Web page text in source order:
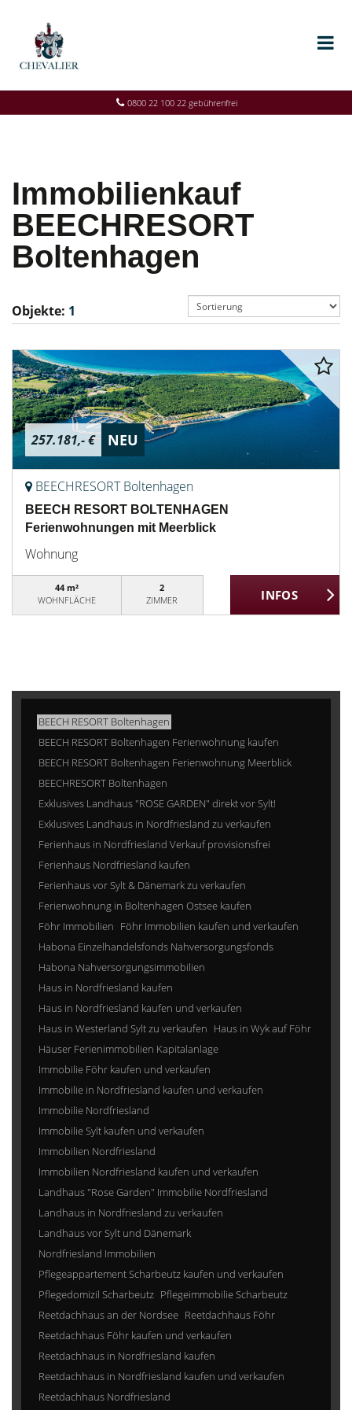
0800 22 100 22 gebührenfrei
Immobilienkauf
BEECHRESORT
Boltenhagen
Objekte: 1
257.181,- € NEU
BEECHRESORT Boltenhagen
BEECH RESORT BOLTENHAGEN
Ferienwohnungen mit Meerblick
Wohnung
44 m²
WOHNFLÄCHE
2
ZIMMER
BEECH RESORT Boltenhagen
BEECH RESORT Boltenhagen Ferienwohnung kaufen
BEECH RESORT Boltenhagen Ferienwohnung Meerblick
BEECHRESORT Boltenhagen
Exklusives Landhaus "ROSE GARDEN" direkt vor Sylt!
Exklusives Landhaus in Nordfriesland zu verkaufen
Ferienhaus in Nordfriesland Verkauf provisionsfrei
Ferienhaus Nordfriesland kaufen
Ferienhaus vor Sylt & Dänemark zu verkaufen
Ferienwohnung in Boltenhagen Ostsee kaufen
Föhr Immobilien Föhr Immobilien kaufen und verkaufen
Habona Einzelhandelsfonds Nahversorgungsfonds
Habona Nahversorgungsimmobilien
Haus in Nordfriesland kaufen
Haus in Nordfriesland kaufen und verkaufen
Haus in Westerland Sylt zu verkaufen Haus in Wyk auf Föhr
Häuser Ferienimmobilien Kapitalanlage
Immobilie Föhr kaufen und verkaufen
Immobilie in Nordfriesland kaufen und verkaufen
Immobilie Nordfriesland
Immobilie Sylt kaufen und verkaufen
Immobilien Nordfriesland
Immobilien Nordfriesland kaufen und verkaufen
Landhaus "Rose Garden" Immobilie Nordfriesland
Landhaus in Nordfriesland zu verkaufen
Landhaus vor Sylt und Dänemark
Nordfriesland Immobilien
Pflegeappartement Scharbeutz kaufen und verkaufen
Pflegedomizil Scharbeutz Pflegeimmobilie Scharbeutz
Reetdachhaus an der Nordsee Reetdachhaus Föhr
Reetdachhaus Föhr kaufen und verkaufen
Reetdachhaus in Nordfriesland kaufen
Reetdachhaus in Nordfriesland kaufen und verkaufen
Reetdachhaus Nordfriesland